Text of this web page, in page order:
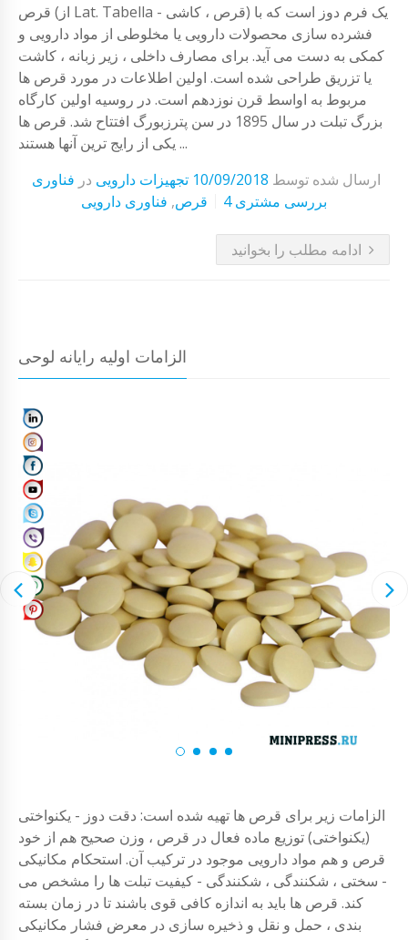
قرص (از Lat. Tabella - قرص ، کاشی) یک فرم دوز است که با
فشرده سازی محصولات دارویی یا مخلوطی از مواد دارویی و
کمکی به دست می آید. برای مصارف داخلی ، زیر زبانه ، کاشت
یا تزریق طراحی شده است. اولین اطلاعات در مورد قرص ها
مربوط به اواسط قرن نوزدهم است. در روسیه اولین کارگاه
بزرگ تبلت در سال 1895 در سن پترزبورگ افتتاح شد. قرص ها
یکی از رایج ترین آنها هستند ...
ارسال شده توسط 10/09/2018 تجهیزات دارویی در فناوری
قرص, فناوری دارویی 4 بررسی مشتری
ادامه مطلب را بخوانید
الزامات اولیه رایانه لوحی
الزامات زیر برای قرص ها تهیه شده است: دقت دوز - یکنواختی
(یکنواختی) توزیع ماده فعال در قرص ، وزن صحیح هم از خود
قرص و هم مواد دارویی موجود در ترکیب آن. استحکام مکانیکی
- سختی ، شکنندگی ، شکنندگی - کیفیت تبلت ها را مشخص می
کند. قرص ها باید به اندازه کافی قوی باشند تا در زمان بسته
بندی ، حمل و نقل و ذخیره سازی در معرض فشار مکانیکی